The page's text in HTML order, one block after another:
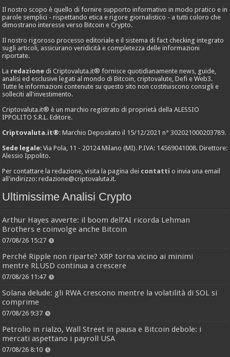
Il nostro scopo è quello di fornire supporto informativo in modo pratico e in
parole semplici - rispettando etica e rigore giornalistico - a tutti coloro che
dimostrano interesse verso Bitcoin e Crypto.
Il nostro rigoroso processo editoriale e il sistema di fact checking integrato
sugli articoli, assicurano veridicità e completezza delle informazioni
riportate.
La redazione di Criptovaluta.it® fornisce quotidianamente news, guide,
analisi ed esclusive legati al mondo di Bitcoin, criptovalute, Defi e Web3.
Tutte le informazioni contenute su questo sito non costituiscono consigli e
solleciti all'investimento.
Criptovaluta.it® è un marchio registrato di proprietà della ALESSIO
IPPOLITO S.R.L. Editore.
Criptovaluta.it®: Marchio Depositato il 15/12/2021 n° 302021000203789.
Sede legale: Via Pola, 11 - 20124 Milano (MI). P.IVA: 14569041008. Direttore:
Alessio Ippolito.
Per contattare la redazione, visita la pagina dei contatti o invia una email
all'indirizzo:redazione@criptovaluta.it.
Ultimissime Analisi Crypto
Arthur Hayes avverte: il boom dell’AI ricorda Lehman
Brothers e coinvolge anche Bitcoin
07/08/26 15:27
Perché Ripple non riparte? XRP torna vicino ai minimi
mentre RLUSD continua a crescere
07/08/26 11:47
Solana delude: gli RWA crescono mentre la volatilità di SOL si
comprime
07/08/26 9:37
Petrolio in rialzo, Wall Street in pausa e Bitcoin debole: i
mercati aspettano i payroll USA
07/08/26 8:10